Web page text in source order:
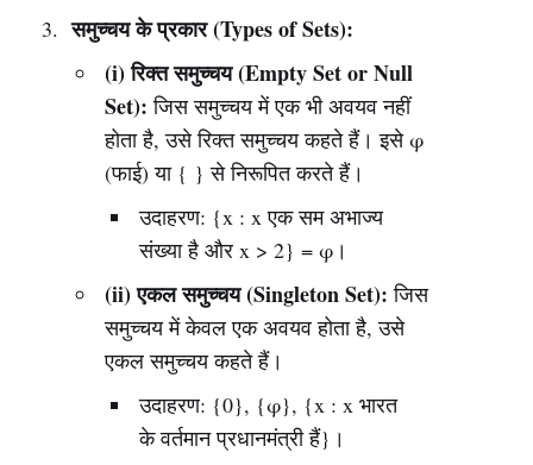
समुच्चय के प्रकार (Types of Sets):
(i) रिक्त समुच्चय (Empty Set or Null
Set): जिस समुच्चय में एक भी अवयव नहीं
होता है, उसे रिक्त समुच्चय कहते हैं। इसे φ
(फाई) या { } से निरूपित करते हैं।
उदाहरण: {x : x एक सम अभाज्य
संख्या है और x > 2} = φ।
(ii) एकल समुच्चय (Singleton Set): जिस
समुच्चय में केवल एक अवयव होता है, उसे
एकल समुच्चय कहते हैं।
उदाहरण: {0}, {φ}, {x : x भारत
के वर्तमान प्रधानमंत्री हैं}।